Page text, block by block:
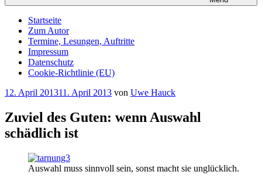
Startseite
Zum Autor
Termine, Lesungen, Auftritte
Impressum
Datenschutz
Cookie-Richtlinie (EU)
Veröffentlicht
12. April 201311. April 2013 von Uwe Hauck
Zuviel des Guten: wenn Auswahl
schädlich ist
Auswahl muss sinnvoll sein, sonst macht sie unglücklich.